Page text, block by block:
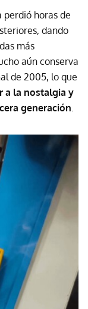
perdió horas de
dando
más
aún conserva
de 2005, lo que
a la nostalgia y
generación.